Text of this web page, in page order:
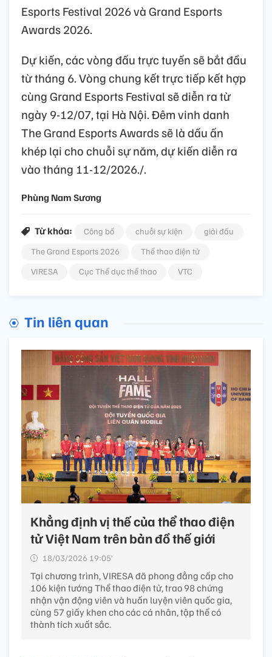
Esports Festival 2026 và Grand Esports
Awards 2026.
Dự kiến, các vòng đấu trực tuyến sẽ bắt đầu
từ tháng 6. Vòng chung kết trực tiếp kết hợp
cùng Grand Esports Festival sẽ diễn ra từ
ngày 9-12/07, tại Hà Nội. Đêm vinh danh
The Grand Esports Awards sẽ là dấu ấn
khép lại cho chuỗi sự năm, dự kiến diễn ra
vào tháng 11-12/2026./.
Phùng Nam Sương
Từ khóa: Công bố chuỗi sự kiện
giải đấu
The Grand Esports 2026
Thể thao điện tử
VIRESA
Cục Thể dục thể thao VTC
Tin liên quan
Khẳng định vị thế của thể thao điện
tử Việt Nam trên bản đồ thế giới
18/03/2026 19:05’
Tại chương trình, VIRESA đã phong đẳng cấp cho
106 kiện tướng Thể thao điện tử, trao 98 chứng
nhận vận động viên và huấn luyện viên quốc gia,
cùng 57 giấy khen cho các cá nhân, tập thể có
thành tích xuất sắc.